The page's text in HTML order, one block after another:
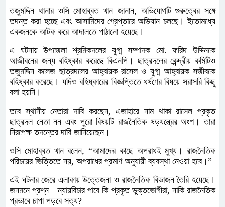
তজুমদ্দিন থানার ওসি মোহাব্বত খান জানান, অভিযোগটি গুরুত্বের সঙ্গে
তদন্ত করা হচ্ছে এবং আসামিদের গ্রেপ্তারে অভিযান চলছে। ইতোমধ্যে
একজনকে আটক করে আদালতে পাঠানো হয়েছে।
এ ঘটনায় উপজেলা শ্রমিকদলের যুগ্ম সম্পাদক মো. ফরিদ উদ্দিনকে
আজীবনের জন্য বহিষ্কার করেছে বিএনপি। ছাত্রদলের কেন্দ্রীয় কমিটিও
তজুমদ্দিন কলেজ ছাত্রদলের আহ্বায়ক রাসেল ও যুগ্ম আহ্বায়ক সজীবকে
বহিষ্কার করেছে। যদিও বহিষ্কারের বিজ্ঞপ্তিতে ধর্ষণের বিষয়ে সরাসরি কিছু
বলা হয়নি।
তবে স্থানীয় নেতারা দাবি করছেন, এজাহারে নাম থাকা রাসেল প্রকৃত
ছাত্রদল নেতা নন এবং পুরো বিষয়টি রাজনৈতিক ষড়যন্ত্রের অংশ। তারা
নিরপেক্ষ তদন্তের দাবি জানিয়েছেন।
ওসি মোহাব্বত খান বলেন, “আমাদের কাছে অপরাধই মুখ্য। রাজনৈতিক
পরিচয়ের ভিত্তিতে নয়, অপরাধের প্রমাণ অনুযায়ী ব্যবস্থা নেওয়া হবে।”
এই ঘটনার জেরে এলাকায় উত্তেজনা ও রাজনৈতিক বিভাজন তৈরি হয়েছে।
জনমনে প্রশ্ন—ন্যায়বিচার পাবে কি প্রকৃত ভুক্তভোগীরা, নাকি রাজনৈতিক
প্রভাবে চাপা পড়বে সত্য?